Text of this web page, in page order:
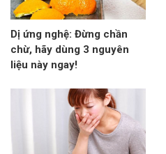
Dị ứng nghệ: Đừng chần
chừ, hãy dùng 3 nguyên
liệu này ngay!